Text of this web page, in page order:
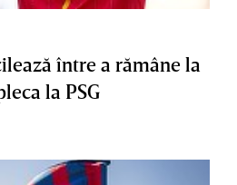
între a rămâne la
la PSG